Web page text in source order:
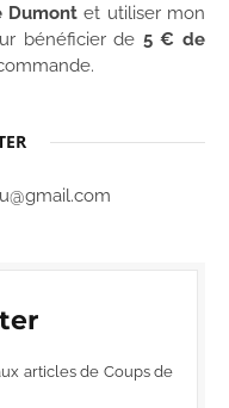
Dumont et utiliser mon
bénéficier de 5 € de
articles de Coups de